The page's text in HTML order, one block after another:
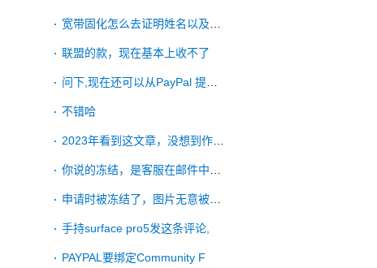
联盟的款，现在基本上收不了
不错哈
手持surface pro5发这条评论,
PAYPAL要绑定Community F